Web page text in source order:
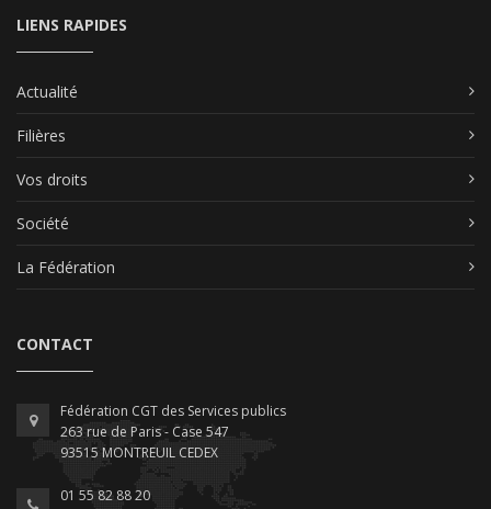
LIENS RAPIDES
Actualité
Filières
Vos droits
Société
La Fédération
CONTACT
Fédération CGT des Services publics
263 rue de Paris - Case 547
93515 MONTREUIL CEDEX
01 55 82 88 20